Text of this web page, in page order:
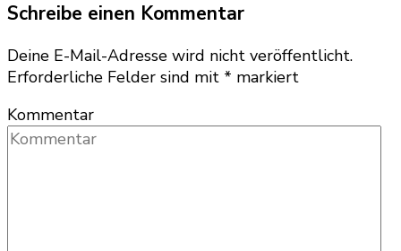
Schreibe einen Kommentar
Deine E-Mail-Adresse wird nicht veröffentlicht.
Erforderliche Felder sind mit * markiert
Kommentar